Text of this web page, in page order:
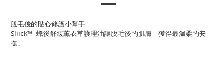
脫毛後的貼心修護小幫手
Sliick™ 蠟後舒緩薰衣草護理油讓脫毛後的肌膚，獲得最溫柔的安
撫。